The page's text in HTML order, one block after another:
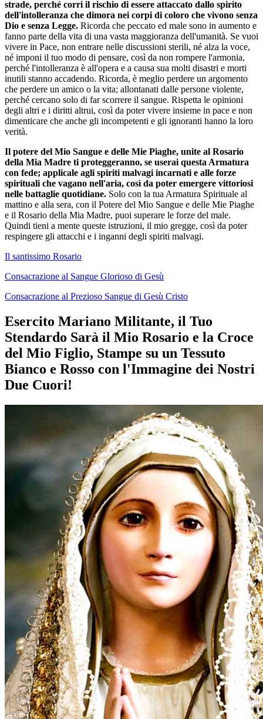
strade, perché corri il rischio di essere attaccato dallo spirito
dell'intolleranza che dimora nei corpi di coloro che vivono senza
Dio e senza Legge. Ricorda che peccato ed male sono in aumento e
fanno parte della vita di una vasta maggioranza dell'umanità. Se vuoi
vivere in Pace, non entrare nelle discussioni sterili, né alza la voce,
né imponi il tuo modo di pensare, così da non rompere l'armonia,
perché l'intolleranza è all'opera e a causa sua molti disastri e morti
inutili stanno accadendo. Ricorda, è meglio perdere un argomento
che perdere un amico o la vita; allontanati dalle persone violente,
perché cercano solo di far scorrere il sangue. Rispetta le opinioni
degli altri e i diritti altrui, così da poter vivere insieme in pace e non
dimenticare che anche gli incompetenti e gli ignoranti hanno la loro
verità.
Il potere del Mio Sangue e delle Mie Piaghe, unite al Rosario
della Mia Madre ti proteggeranno, se userai questa Armatura
con fede; applicale agli spiriti malvagi incarnati e alle forze
spirituali che vagano nell'aria, così da poter emergere vittoriosi
nelle battaglie quotidiane. Solo con la tua Armatura Spirituale al
mattino e alla sera, con il Potere del Mio Sangue e delle Mie Piaghe
e il Rosario della Mia Madre, puoi superare le forze del male.
Quindi tieni a mente queste istruzioni, il mio gregge, così da poter
respingere gli attacchi e i inganni degli spiriti malvagi.
Il santissimo Rosario
Consacrazione al Sangue Glorioso di Gesù
Consacrazione al Prezioso Sangue di Gesù Cristo
Esercito Mariano Militante, il Tuo
Stendardo Sarà il Mio Rosario e la Croce
del Mio Figlio, Stampe su un Tessuto
Bianco e Rosso con l'Immagine dei Nostri
Due Cuori!